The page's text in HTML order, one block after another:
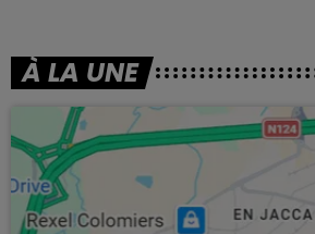
À LA UNE